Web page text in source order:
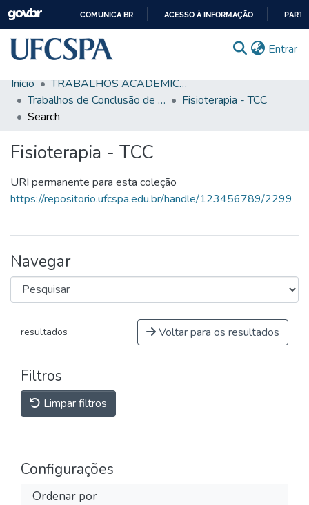
CONTEÚDO
COMUNICA BR ACESSO À INFORMAÇÃO
Entrar
Comunidades & Coleções
Busca Facetada
Estatísticas
Autoarquivamento
Sobre o RI-UFCSPA
FAQ
Ajuda
Início
TRABALHOS ACADÊMICOS
Trabalhos de Conclusão de Curso de Graduação
Fisioterapia - TCC
Search
Fisioterapia - TCC
URI permanente para esta coleção
https://repositorio.ufcspa.edu.br/handle/123456789/2299
Navegar
resultados Voltar para os resultados
Filtros
Limpar filtros
Configurações
Ordenar por